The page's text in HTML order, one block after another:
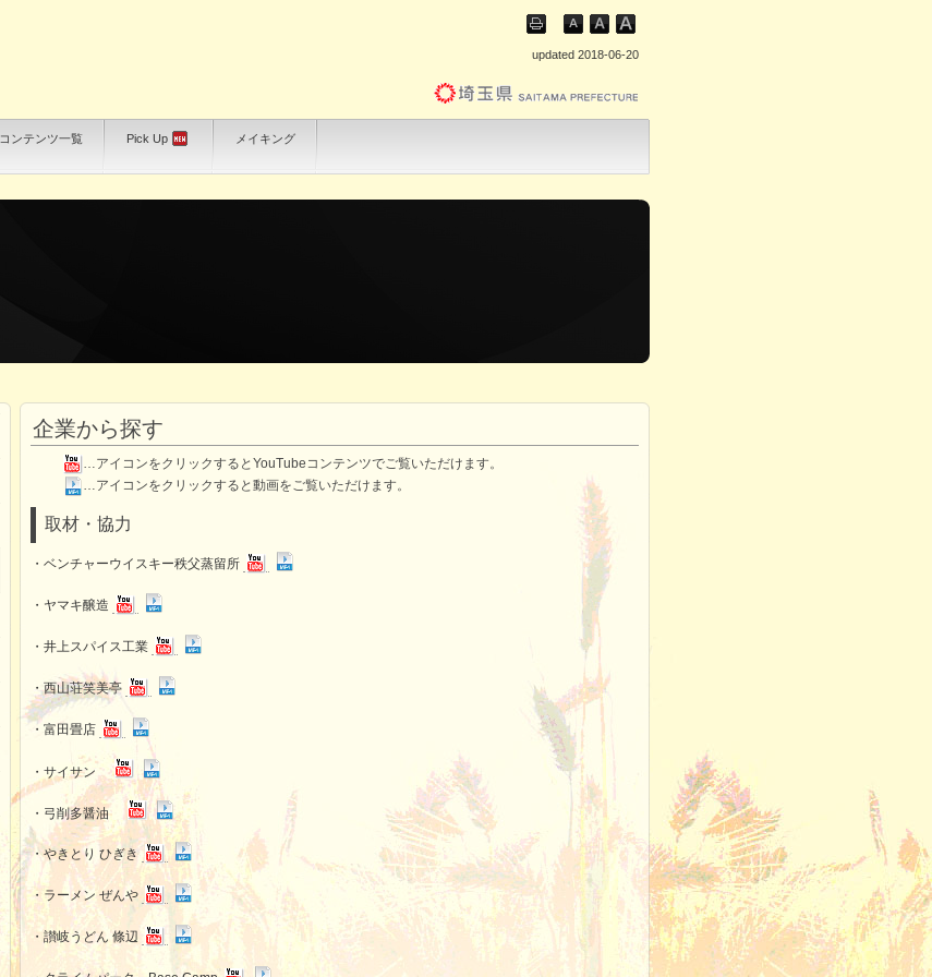
updated 2018-06-20
コンテンツ一覧 Pick Up メイキング
企業から探す
…アイコンをクリックするとYouTubeコンテンツでご覧いただけます。
…アイコンをクリックすると動画をご覧いただけます。
取材・協力
・ベンチャーウイスキー秩父蒸留所
・ヤマキ醸造
・井上スパイス工業
・西山荘笑美亭
・富田畳店
・サイサン
・弓削多醤油
・やきとり ひぎき
・ラーメン ぜんや
・讃岐うどん 條辺